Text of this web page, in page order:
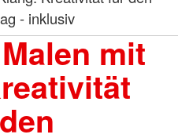
- inklusiv
mit